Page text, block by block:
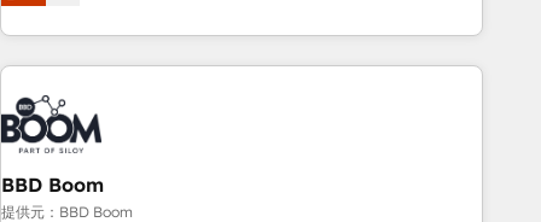
end CRM solutions that accelerate growth, improve
operational efficiency, and ensure faster time to value on
HubSpot. What sets us apart? Our people-centric approach.
From day one, our team takes the time to deeply
understand your unique needs, crafting custom strategies
that deliver impactful results. Our mission is to empower
you to unlock HubSpot’s full potential—faster. Through
expert training, unmatched responsiveness, and ongoing
BBD Boom
提供元：BBD Boom